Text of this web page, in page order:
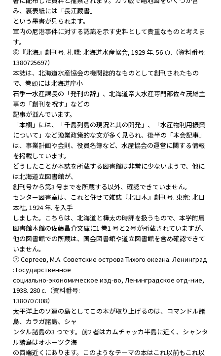
み、裏表紙には「長江蔵書」
という墨書が見られます。
軍内の尼港事件に対する認識を示す史料として貴重なものと考えま
す。
⑥『北海』創刊号. 札幌: 北海道水産協会, 1929 年. 56 頁.（資料番号:
1380725697）
本誌は、北海道水産協会の機関誌的なものとして創刊されたもの
で、巻頭には北海道庁小
石季一水産課長の「発刊の辞」、北海道帝大水産専門部佐々茂雄主
事の「創刊を祝す」などの
記事が並んでいます。
「本欄」には、「千島列島の現況と其の開発」、「水産物利用振興
について」など漁業政策的な文が多く見られ、後半の「本会記事」
は、事業計画や会則、役員名簿など、水産協会の運営に関する情報
を掲載しています。
どうしたことか本誌を所蔵する図書館は非常に少ないようで、他に
は北海道立図書館が、
創刊号から第3 号までを所蔵する以外、確認できていません。
センター図書室は、これと併せて雑誌『北日本』創刊号. 東京: 北日
本社, 1924 年. を入手
しました。こちらは、北海道と樺太の時評を扱うもので、本学附属
図書館本館の佐藤昌介文庫に1 巻1 号と2 号が所蔵されていますが、
他の図書館での所蔵は、国会図書館や道立図書館を含め確認できて
いません。
⑦ Сергеев, М.А. Советские острова Тихого океана. Ленинград
: Государственное
социально-экономическое изд-во, Ленинградское отд-ние,
1938. 280 с.（資料番号:
1380707308）
太平洋上のソ連の島としてこの本が取り上げるのは、コマンドル諸
島、カラガ諸島、シャ
ンタル諸島の3 つです。前2 者はカムチャッカ半島に近く、シャンタ
ル諸島はオホーツク海
の西端近くにあります。このようなテーマの本はこれ以前もこれ以